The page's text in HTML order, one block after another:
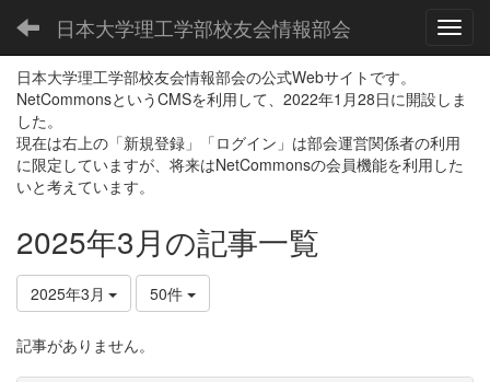
日本大学理工学部校友会情報部会
日本大学理工学部校友会情報部会の公式Webサイトです。
NetCommonsというCMSを利用して、2022年1月28日に開設しま
した。
現在は右上の「新規登録」「ログイン」は部会運営関係者の利用
に限定していますが、将来はNetCommonsの会員機能を利用した
いと考えています。
2025年3月の記事一覧
2025年3月 50件
記事がありません。